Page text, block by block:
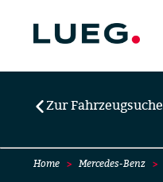
Zur Fahrzeugsuche
Home Mercedes-Benz